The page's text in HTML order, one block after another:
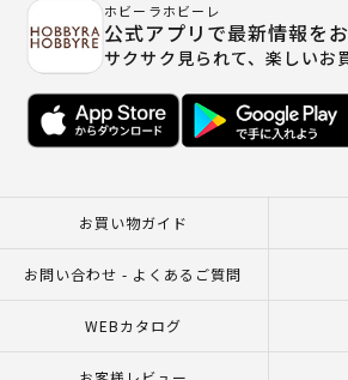
ホビーラホビーレ
公式アプリで最新情報をお
サクサク見られて、楽しいお
お買い物ガイド
お問い合わせ - よくあるご質問
WEBカタログ